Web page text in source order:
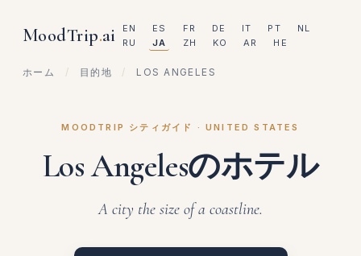
MoodTrip.ai EN ES FR DE IT PT
NL
RU
JA ZH KO AR HE
ホーム / 目的地 / LOS ANGELES
MOODTRIP シティガイド · UNITED STATES
Los Angelesのホテル
A city the size of a coastline.